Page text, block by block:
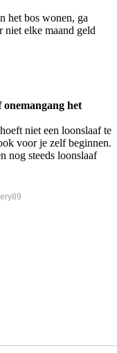
het bos wonen, ga
niet elke maand geld
onemangang het
niet een loonslaaf te
voor je zelf beginnen.
nog steeds loonslaaf